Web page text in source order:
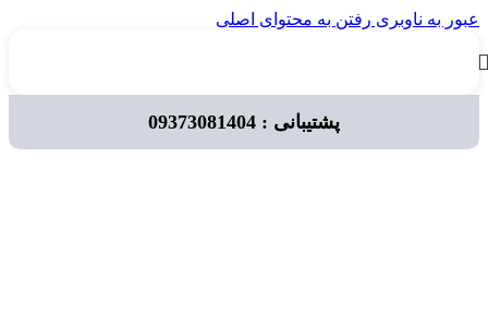
عبور به ناوبری رفتن به محتوای اصلی
پشتیبانی : 09373081404